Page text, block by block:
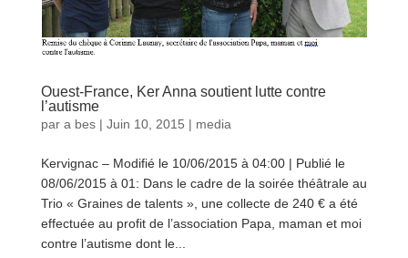
Ouest-France, Ker Anna soutient lutte contre
l’autisme
par a bes| Juin 10, 2015 | media
Kervignac – Modifié le 10/06/2015 à 04:00 | Publié le
08/06/2015 à 01: Dans le cadre de la soirée théâtrale au
Trio « Graines de talents », une collecte de 240 € a été
effectuée au profit de l’association Papa, maman et moi
contre l’autisme dont le...